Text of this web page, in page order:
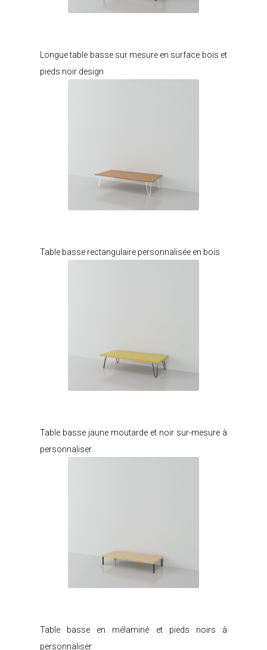
Longue table basse sur mesure en surface bois et
pieds noir design
Table basse rectangulaire personnalisée en bois
Table basse jaune moutarde et noir sur-mesure à
personnaliser
Table basse en mélaminé et pieds noirs à
personnaliser